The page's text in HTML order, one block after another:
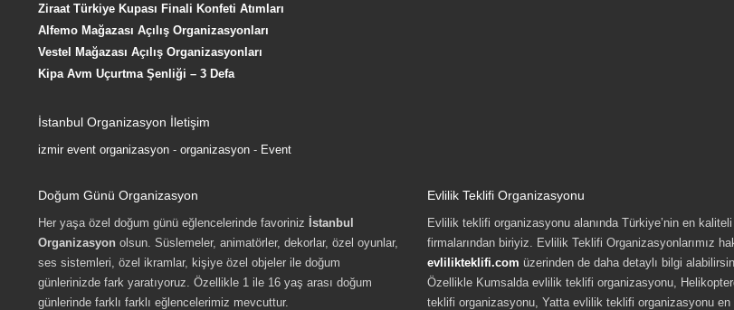
Ziraat Türkiye Kupası Finali Konfeti Atımları
Alfemo Mağazası Açılış Organizasyonları
Vestel Mağazası Açılış Organizasyonları
Kipa Avm Uçurtma Şenliği – 3 Defa
İstanbul Organizasyon İletişim
izmir event organizasyon - organizasyon - Event
Doğum Günü Organizasyon
Her yaşa özel doğum günü eğlencelerinde favoriniz İstanbul
Organizasyon olsun. Süslemeler, animatörler, dekorlar, özel oyunlar,
ses sistemleri, özel ikramlar, kişiye özel objeler ile doğum
günlerinizde fark yaratıyoruz. Özellikle 1 ile 16 yaş arası doğum
günlerinde farklı farklı eğlencelerimiz mevcuttur.
Evlilik Teklifi Organizasyonu
Evlilik teklifi organizasyonu alanında Türkiye’nin en kaliteli
firmalarından biriyiz. Evlilik Teklifi Organizasyonlarımız
evlilikteklifi.com üzerinden de daha detaylı bilgi
Özellikle Kumsalda evlilik teklifi organizasyonu,
teklifi organizasyonu, Yatta evlilik teklifi organizasyonu en